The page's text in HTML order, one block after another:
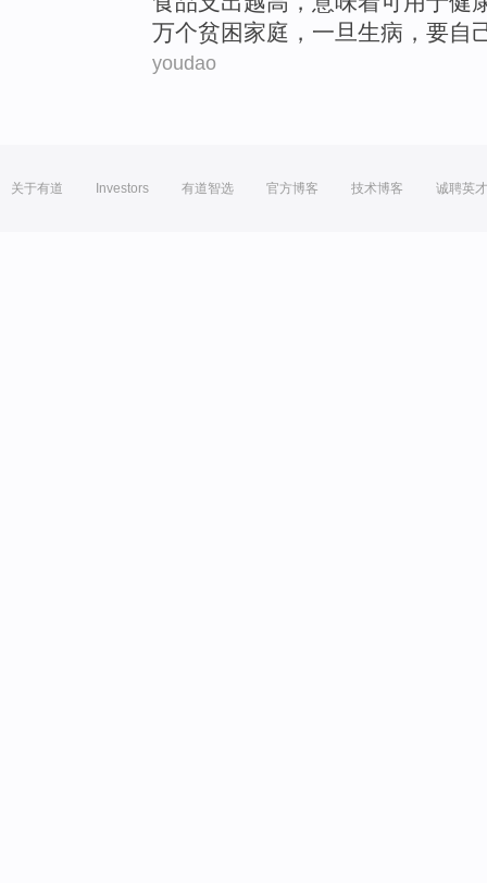
万个贫困家庭 ， 一旦 生病 ，要自
youdao
关于有道 Investors 有道智选 官方博客 技术博客 诚聘英才